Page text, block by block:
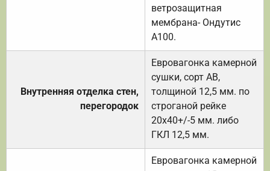
ветрозащитная
мембрана- Ондутис
А100.
Внутренняя отделка стен,
перегородок
Евровагонка камерной
сушки, сорт АВ,
толщиной 12,5 мм. по
строганой рейке
20х40+/-5 мм. либо
ГКЛ 12,5 мм.
Евровагонка камерной